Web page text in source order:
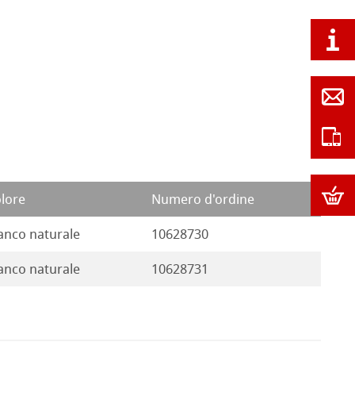
Numero d'ordine
naturale 10628730
naturale 10628731